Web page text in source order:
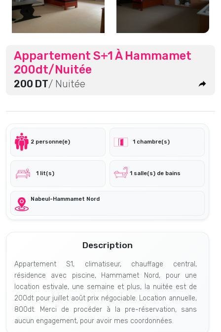
Appartement S+1 À Hammamet
200dt/Nuitée
200 DT/ Nuitée
2 personne(e) 1 chambre(s)
1 lit(s) 1 salle(s) de bains
Nabeul-Hammamet Nord
Description
Appartement S1, climatiseur, chauffage central,
résidence avec piscine, Hammamet Nord, pour une
location estivale, une semaine et plus, la nuitée est de
200dt pour juillet août prix négociable. Location annuelle,
800dt. Merci de procéder à la pre-réservation, sans
aucun engagement, pour avoir mes coordonnées.